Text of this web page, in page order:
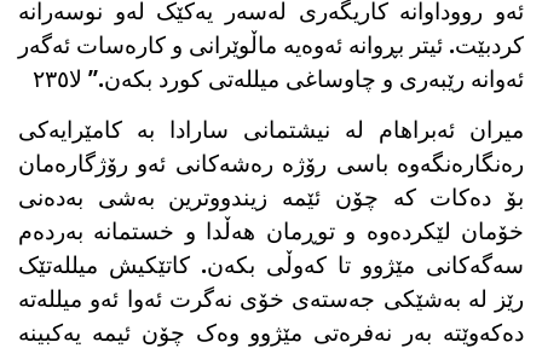
ئەو رووداوانە کاریگەری لەسەر یەکێک لەو نوسەرانە
کردبێت. ئیتر بڕوانە ئەوەیە ماڵوێرانی و کارەسات ئەگەر
ئەوانە رێبەری و چاوساغی میللەتی کورد بکەن.” لا٢٣٥
میران ئەبراهام لە نیشتمانی سارادا بە کامێرایەکی
رەنگارەنگەوە باسی رۆژە رەشەکانی ئەو رۆژگارەمان
بۆ دەکات کە چۆن ئێمە زیندووترین بەشی بەدەنی
خۆمان لێکردەوە و توڕمان هەڵدا و خستمانە بەردەم
سەگەکانی مێژوو تا کەوڵی بکەن. کاتێکیش میللەتێک
رێز لە بەشێکی جەستەی خۆی نەگرت ئەوا ئەو میللەتە
دەکەوێتە بەر نەفرەتی مێژوو وەک چۆن ئیمە یەکبینە